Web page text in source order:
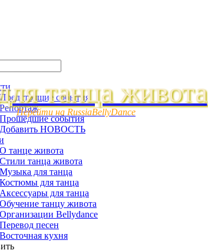
танца живота
Перейти на RussiaBellyDance
Предстоящие события
Репортаж
Прошедшие события
Добавить НОВОСТЬ
О танце живота
Стили танца живота
Музыка для танца
Костюмы для танца
Аксессуары для танца
Обучение танцу живота
Организации Bellydance
Перевод песен
Восточная кухня